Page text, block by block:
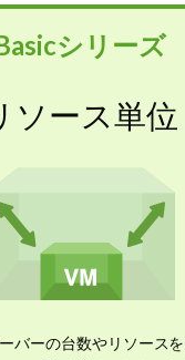
シリーズ
ソース単位
バーの台数やリソース